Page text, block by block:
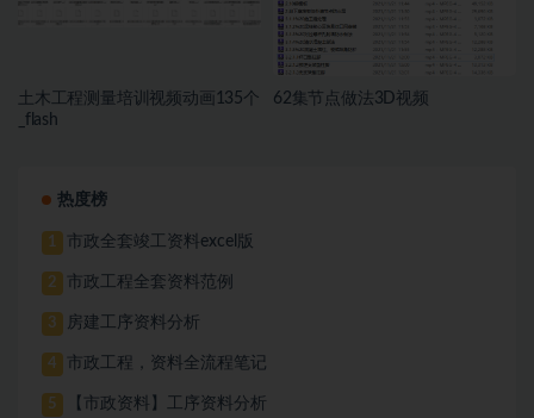
土木工程测量培训视频动画135个
_flash
62集节点做法3D视频
热度榜
1 市政全套竣工资料excel版
2 市政工程全套资料范例
3 房建工序资料分析
4 市政工程，资料全流程笔记
5 【市政资料】工序资料分析